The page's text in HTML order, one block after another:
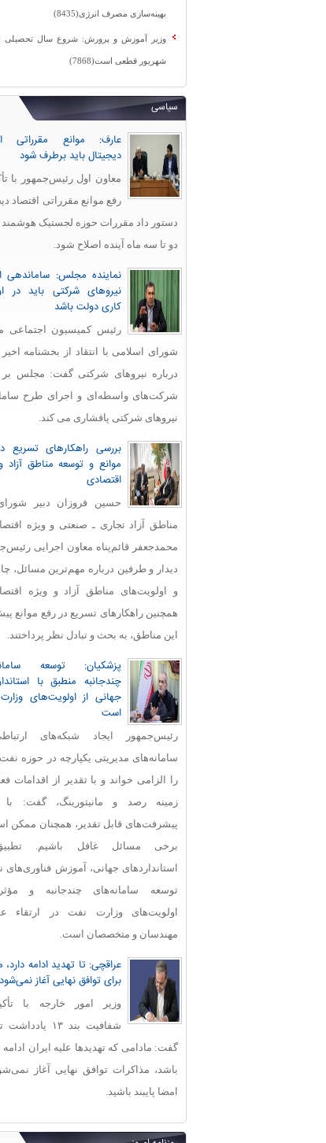
بهینه‌سازی مصرف انرژی(8435)
شهریور قطعی است(7868)
سیاسی
عارف: موانع مقرراتی
دیجیتال باید برطرف شود
معاون اول رئیس‌جمهور با
رفع موانع مقرراتی اقتصاد
دستور داد مقررات حوزه لجستیک
دو تا سه ماه آینده اصلاح شود.
نماینده مجلس: ساماندهی
نیروهای شرکتی باید در
کاری دولت باشد
رئیس کمیسیون اجتماعی
شورای اسلامی با انتقاد از بخشنامه
درباره نیروهای شرکتی گفت: مجلس
شرکت‌های واسطه‌ای و اجرای طرح
نیروهای شرکتی پافشاری می کند.
بررسی راهکارهای تسریع
موانع و توسعه مناطق آزاد
اقتصادی
حسین فروزان دبیر
مناطق آزاد تجاری ـ صنعتی و ویژه
محمدجعفر قائم‌پناه معاون اجرایی
دیدار و طرفین درباره مهم‌ترین مسائل،
و اولویت‌های مناطق آزاد و ویژه
همچنین راهکارهای تسریع در رفع موانع
این مناطق، به بحث و تبادل نظر پرداختند.
پزشکیان: توسعه
چندجانبه منطبق با
جهانی از اولویت‌های
است
رئیس‌جمهور ایجاد شبکه‌های
سامانه‌های مدیریتی یکپارچه در حوزه نفت
را الزامی خواند و با تقدیر از اقدامات
زمینه رصد و مانیتورینگ، گفت: با
پیشرفت‌های قابل‌ تقدیر، همچنان ممکن
برخی مسائل غافل باشیم.
استانداردهای جهانی، آموزش فناوری‌های
توسعه سامانه‌های چندجانبه و
اولویت‌های وزارت نفت در ارتقاء
مهندسان و متخصصان است.
عراقچی: تا تهدید ادامه دارد،
برای توافق نهایی آغاز نمی‌شود
وزیر امور خارجه با
شفافیت بند ۱۳
گفت: مادامی که تهدیدها علیه ایران ادامه
باشد، مذاکرات توافق نهایی آغاز
امضا پایبند باشید.